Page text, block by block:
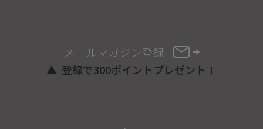
メールマガジン登録
登録で300ポイントプレゼント！